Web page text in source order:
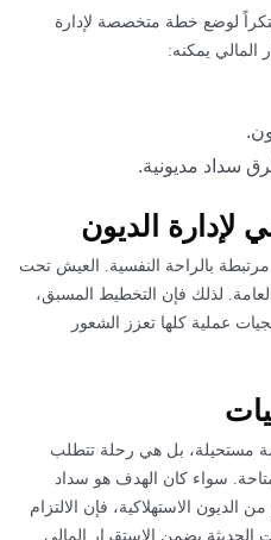
لوضع خطة متخصصة لإدارة
المالي يمكنه:
سداد مديونية.
لإدارة الديون
مرتبطة بالراحة النفسية. العيش تحت
لذلك فإن التخطيط المسبق،
عملية كلها تعزز الشعور
مستحيلة، بل هي رحلة تتطلب
سواء كان الهدف هو سداد
الاستهلاكية، فإن الالتزام
الحديثة يضمن الاستقرار المالي